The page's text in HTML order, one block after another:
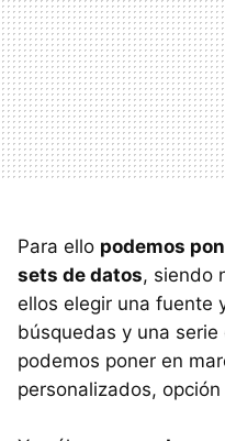
Para ello podemos
sets de datos, siendo
ellos elegir una fuente
búsquedas y una
podemos poner en
personalizados,